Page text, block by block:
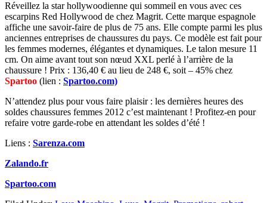
Réveillez la star hollywoodienne qui sommeil en vous avec ces
escarpins Red Hollywood de chez Magrit. Cette marque espagnole
affiche une savoir-faire de plus de 75 ans. Elle compte parmi les plus
anciennes entreprises de chaussures du pays. Ce modèle est fait pour
les femmes modernes, élégantes et dynamiques. Le talon mesure 11
cm. On aime avant tout son nœud XXL perlé à l’arrière de la
chaussure ! Prix : 136,40 € au lieu de 248 €, soit – 45% chez
Spartoo (lien : Spartoo.com)
N’attendez plus pour vous faire plaisir : les dernières heures des
soldes chaussures femmes 2012 c’est maintenant ! Profitez-en pour
refaire votre garde-robe en attendant les soldes d’été !
Liens : Sarenza.com
Zalando.fr
Spartoo.com